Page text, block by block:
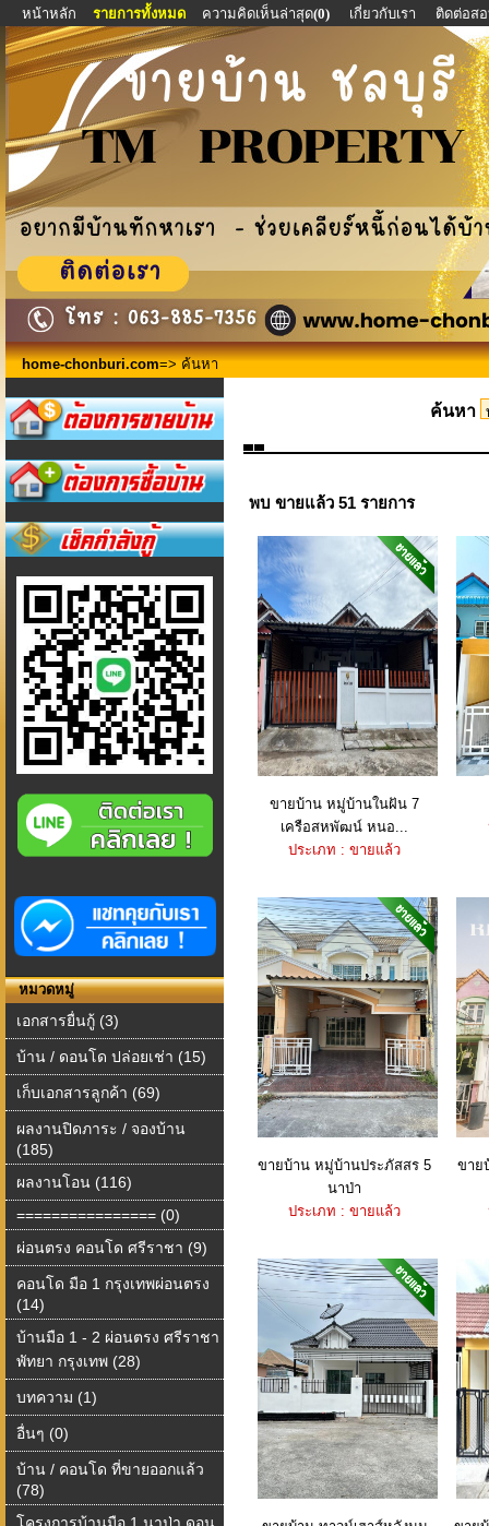
หน้าหลัก รายการทั้งหมด ความคิดเห็นล่าสุด(0) เกี่ยวกับเรา ติดต่อส
home-chonburi.com=> ค้นหา
หมวดหมู่
เอกสารยื่นกู้ (3)
บ้าน / ดอนโด ปล่อยเช่า (15)
เก็บเอกสารลูกค้า (69)
ผลงานปิดภาระ / จองบ้าน
(185)
ผลงานโอน (116)
================ (0)
ผ่อนตรง คอนโด ศรีราชา (9)
คอนโด มือ 1 กรุงเทพผ่อนตรง
(14)
บ้านมือ 1 - 2 ผ่อนตรง ศรีราชา
พัทยา กรุงเทพ (28)
บทความ (1)
อื่นๆ (0)
บ้าน / คอนโด ที่ขายออกแล้ว
(78)
ค้นหา
พบ ขายแล้ว 51 รายการ
ขายบ้าน หมู่บ้านในฝัน 7
เครือสหพัฒน์ หนอ...
ประเภท : ขายแล้ว
ขายบ้าน หมู่บ้านประภัสสร 5
นาป่า
ประเภท : ขายแล้ว
ขาย